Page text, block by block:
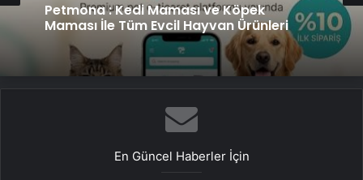
Petmona : Kedi Maması ve Köpek
Maması İle Tüm Evcil Hayvan Ürünleri
En Güncel Haberler İçin